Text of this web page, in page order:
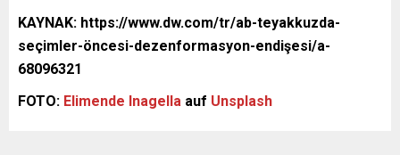
KAYNAK: https://www.dw.com/tr/ab-teyakkuzda-
seçimler-öncesi-dezenformasyon-endişesi/a-
68096321
FOTO: Elimende Inagella auf Unsplash